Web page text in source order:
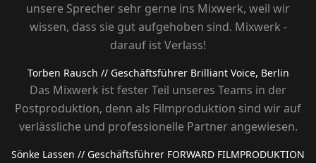
unsere Sprecher sehr gerne ins Mixwerk, weil wir
wissen, dass sie gut aufgehoben sind. Mixwerk -
darauf ist Verlass!
Torben Rausch // Geschäftsführer Brilliant Voice, Berlin
Das Mixwerk ist fester Teil unseres Teams in der
Postproduktion, denn als Filmproduktion sind wir auf
verlässliche und professionelle Partner angewiesen.
Sönke Lassen // Geschäftsführer FORWARD FILMPRODUKTION